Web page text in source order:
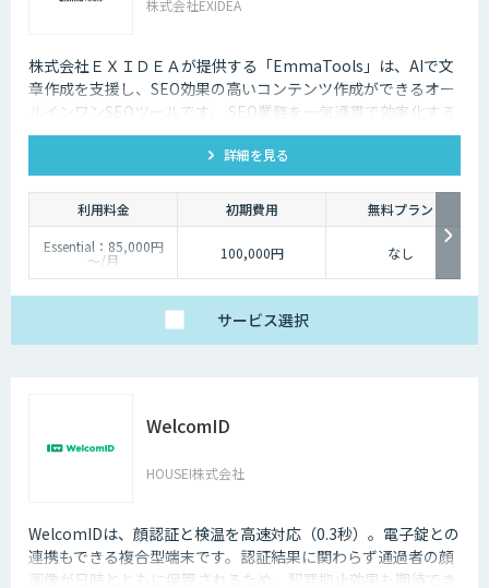
株式会社EXIDEA
株式会社ＥＸＩＤＥＡが提供する「EmmaTools」は、AIで文
章作成を支援し、SEO効果の高いコンテンツ作成ができるオー
ルインワンSEOツールです。 SEO業務を一気通貫で効率化する
ことができ、生成AIを活用してSEO対策を進めていきたい、効
率化していきたい方におすすめです。
詳細を見る
利用料金 初期費用
無料プラン
Essential：85,000円
～/月
最低利用価格は年間払
料金プランが異なりま
すので、お気軽にお問
い合せください。
100,000円 なし
サービス選択
WelcomID
HOUSEI株式会社
WelcomIDは、顔認証と検温を高速対応（0.3秒）。電子錠との
連携もできる複合型端末です。認証結果に関わらず通過者の顔
画像が日時とともに保管されるため、犯罪抑止効果も期待でき